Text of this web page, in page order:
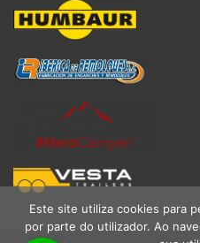
Este site utiliza cookies para
por parte do utilizador. Ao